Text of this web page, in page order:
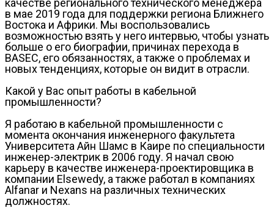
качестве регионального технического менеджера
в мае 2019 года для поддержки региона Ближнего
Востока и Африки. Мы воспользовались
возможностью взять у него интервью, чтобы узнать
больше о его биографии, причинах перехода в
BASEC, его обязанностях, а также о проблемах и
новых тенденциях, которые он видит в отрасли.
Какой у Вас опыт работы в кабельной
промышленности?
Я работаю в кабельной промышленности с
момента окончания инженерного факультета
Университета Айн Шамс в Каире по специальности
инженер-электрик в 2006 году. Я начал свою
карьеру в качестве инженера-проектировщика в
компании Elsewedy, а также работал в компаниях
Alfanar и Nexans на различных технических
должностях.